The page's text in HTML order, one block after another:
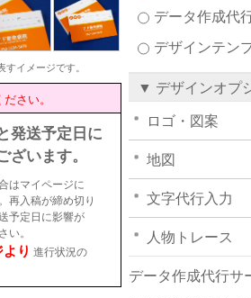
イメージです。
さい。
発送予定日に
ざいます。
はマイページに
再入稿が締め切り
予定日に影響が
い。
り 進行状況の
データ作成代
デザインテン
▼ デザインオプ
ロゴ・図案
地図
文字代行入力
人物トレース
データ作成代行サ